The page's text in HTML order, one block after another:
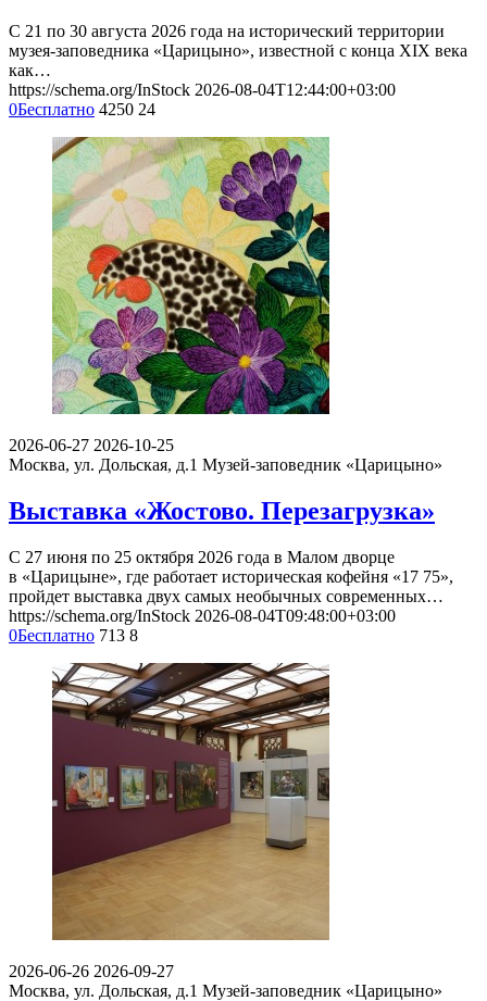
С 21 по 30 августа 2026 года на исторический территории
музея-заповедника «Царицыно», известной с конца XIX века
как…
https://schema.org/InStock 2026-08-04T12:44:00+03:00
0Бесплатно 4250 24
2026-06-27 2026-10-25
Москва, ул. Дольская, д.1 Музей-заповедник «Царицыно»
Выставка «Жостово. Перезагрузка»
С 27 июня по 25 октября 2026 года в Малом дворце
в «Царицыне», где работает историческая кофейня «17 75»,
пройдет выставка двух самых необычных современных…
https://schema.org/InStock 2026-08-04T09:48:00+03:00
0Бесплатно 713 8
2026-06-26 2026-09-27
Москва, ул. Дольская, д.1 Музей-заповедник «Царицыно»